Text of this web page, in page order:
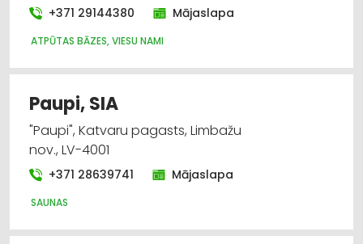
+371 29144380 Mājaslapa
ATPŪTAS BĀZES, VIESU NAMI
Paupi, SIA
"Paupi", Katvaru pagasts, Limbažu
nov., LV-4001
+371 28639741 Mājaslapa
SAUNAS